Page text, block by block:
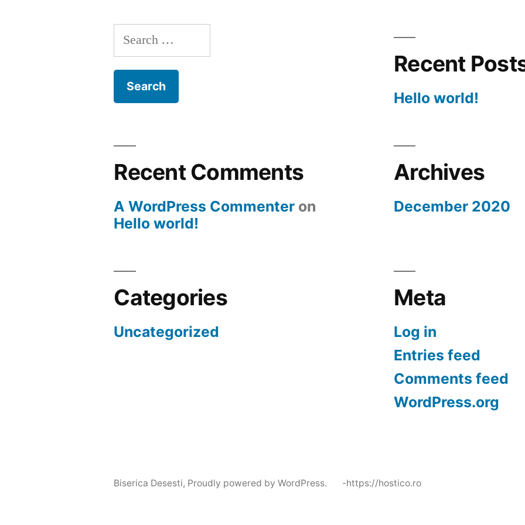
Search
for:
Recent
Hello world!
Recent Comments
A WordPress Commenter on
Hello world!
Archives
December 2020
Categories
Uncategorized
Meta
Log in
Entries feed
Comments feed
WordPress.org
Biserica Desesti, Proudly powered by WordPress. -https://hostico.ro